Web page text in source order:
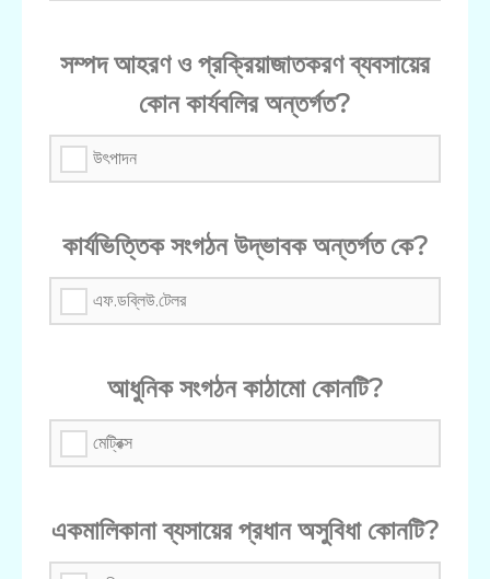
সম্পদ আহরণ ও প্রক্রিয়াজাতকরণ ব্যবসায়ের
কোন কার্যবলির অন্তর্গত?
উৎপাদন
কার্যভিত্তিক সংগঠন উদ্ভাবক অন্তর্গত কে?
এফ.ডব্লিউ.টেলর
আধুনিক সংগঠন কাঠামো কোনটি?
মেট্রিক্স
একমালিকানা ব্যসায়ের প্রধান অসুবিধা কোনটি?